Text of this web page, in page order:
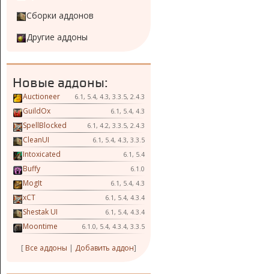
Сборки аддонов
Другие аддоны
Новые аддоны:
Auctioneer 6.1, 5.4, 4.3, 3.3.5, 2.4.3
GuildOx 6.1, 5.4, 4.3
SpellBlocked 6.1, 4.2, 3.3.5, 2.4.3
CleanUI 6.1, 5.4, 4.3, 3.3.5
Intoxicated 6.1, 5.4
Buffy 6.1.0
MogIt 6.1, 5.4, 4.3
xCT 6.1, 5.4, 4.3.4
Shestak UI 6.1, 5.4, 4.3.4
Moontime 6.1.0, 5.4, 4.3.4, 3.3.5
[ Все аддоны | Добавить аддон]